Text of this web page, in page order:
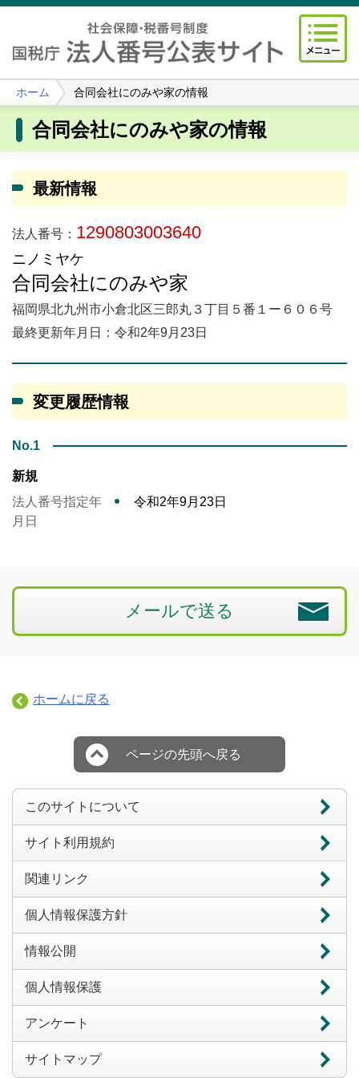
ホーム 合同会社にのみや家の情報
合同会社にのみや家の情報
最新情報
法人番号： 1290803003640
ニノミヤケ
合同会社にのみや家
福岡県北九州市小倉北区三郎丸３丁目５番１ー６０６号
最終更新年月日：令和2年9月23日
変更履歴情報
No.1
新規
法人番号指定年
月日
令和2年9月23日
メールで送る
ホームに戻る
ページの先頭へ戻る
このサイトについて
サイト利用規約
関連リンク
個人情報保護方針
情報公開
個人情報保護
アンケート
サイトマップ